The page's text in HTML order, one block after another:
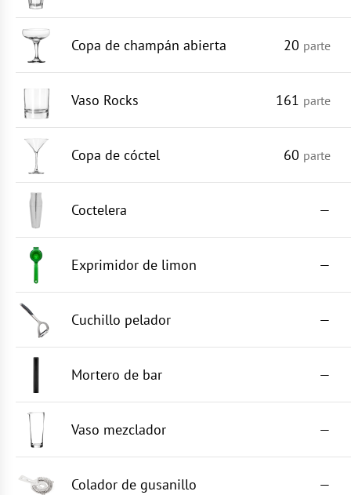
Copa de champán abierta 20 parte
Vaso Rocks 161 parte
Copa de cóctel 60 parte
Coctelera —
Exprimidor de limon —
Cuchillo pelador —
Mortero de bar —
Vaso mezclador —
Colador de gusanillo —